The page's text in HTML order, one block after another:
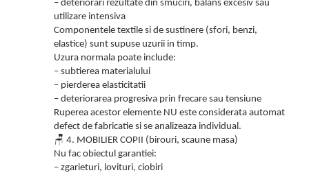
– deteriorari rezultate din smuciri, balans excesiv sau
utilizare intensiva
Componentele textile si de sustinere (sfori, benzi,
elastice) sunt supuse uzurii in timp.
Uzura normala poate include:
– subtierea materialului
– pierderea elasticitatii
– deteriorarea progresiva prin frecare sau tensiune
Ruperea acestor elemente NU este considerata automat
defect de fabricatie si se analizeaza individual.
🪑 4. MOBILIER COPII (birouri, scaune masa)
Nu fac obiectul garantiei:
– zgarieturi, lovituri, ciobiri